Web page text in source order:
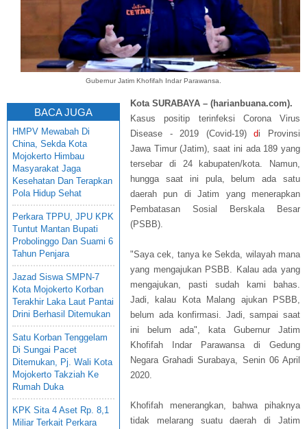
Gubernur Jatim Khofifah Indar Parawansa.
BACA JUGA
HMPV Mewabah Di
China, Sekda Kota
Mojokerto Himbau
Masyarakat Jaga
Kesehatan Dan Terapkan
Pola Hidup Sehat
Perkara TPPU, JPU KPK
Tuntut Mantan Bupati
Probolinggo Dan Suami 6
Tahun Penjara
Jazad Siswa SMPN-7
Kota Mojokerto Korban
Terakhir Laka Laut Pantai
Drini Berhasil Ditemukan
Satu Korban Tenggelam
Di Sungai Pacet
Ditemukan, Pj. Wali Kota
Mojokerto Takziah Ke
Rumah Duka
KPK Sita 4 Aset Rp. 8,1
Miliar Terkait Perkara
Kota SURABAYA – (harianbuana.com).
Kasus positip terinfeksi Corona Virus
Disease - 2019 (Covid-19)di Provinsi
Jawa Timur (Jatim), saat ini ada 189 yang
tersebar di 24 kabupaten/kota. Namun,
hungga saat ini pula, belum ada satu
daerah pun di Jatim yang menerapkan
Pembatasan Sosial Berskala Besar
(PSBB).
"Saya cek, tanya ke Sekda, wilayah mana
yang mengajukan PSBB. Kalau ada yang
mengajukan, pasti sudah kami bahas.
Jadi, kalau Kota Malang ajukan PSBB,
belum ada konfirmasi. Jadi, sampai saat
ini belum ada", kata Gubernur Jatim
Khofifah Indar Parawansa di Gedung
Negara Grahadi Surabaya, Senin 06 April
2020.
Khofifah menerangkan, bahwa pihaknya
tidak melarang suatu daerah di Jatim